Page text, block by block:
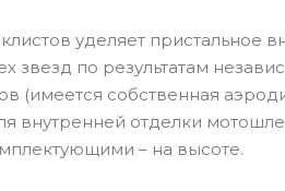
уделяет пристальное
звезд по результатам
(имеется собственная
внутренней отделки
– на высоте.